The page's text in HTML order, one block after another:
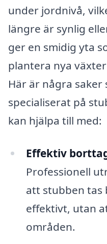
under jordnivå,
längre är synlig
ger en smidig yta
plantera nya
Här är några
specialiserat på
kan hjälpa till med:
Effektiv
Professionell
att stubben tas
effektivt, utan
områden.